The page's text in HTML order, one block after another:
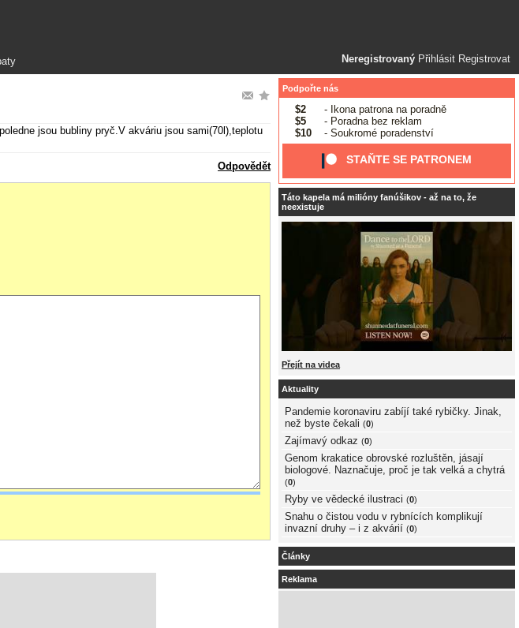
Neregistrovaný Přihlásit Registrovat
jsou bubliny pryč.V akváriu jsou sami(70l),teplotu
Odpovědět
Podpořte nás
$2
- Ikona patrona na poradně
$5
- Poradna bez reklam
$10
- Soukromé poradenství
STAŇTE SE PATRONEM
Táto kapela má milióny fanúšikov - až na to, že
neexistuje
Přejít na videa
Aktuality
Pandemie koronaviru zabíjí také rybičky. Jinak,
než byste čekali (0)
Zajímavý odkaz (0)
Genom krakatice obrovské rozluštěn, jásají
biologové. Naznačuje, proč je tak velká a chytrá
(0)
Ryby ve vědecké ilustraci (0)
Snahu o čistou vodu v rybnících komplikují
invazní druhy – i z akvárií (0)
Články
Reklama